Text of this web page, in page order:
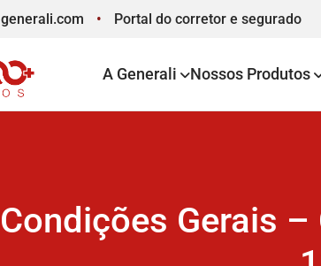
generali.com Portal do corretor e segurado
A Generali Nossos Produtos
Condições Gerais